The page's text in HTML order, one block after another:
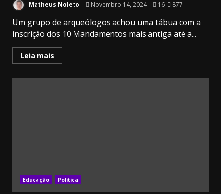
Matheus Noleto Novembro 14, 2024 16 877
Um grupo de arqueólogos achou uma tábua com a
inscrição dos 10 Mandamentos mais antiga até a...
Leia mais
Educação Política